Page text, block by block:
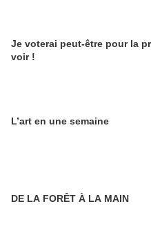
Je voterai peut-être pour la
voir !
L’art en une semaine
DE LA FORÊT À LA MAIN